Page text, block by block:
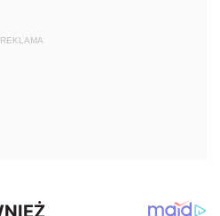
REKLAMA